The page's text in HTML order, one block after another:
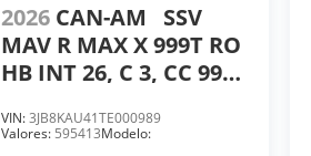
2026 CAN-AM
SSV
MAV R MAX X 999T RO
HB INT 26, C 3, CC 999,
VIN:3JB8KAU41TE000989
Valores: 595413Modelo: